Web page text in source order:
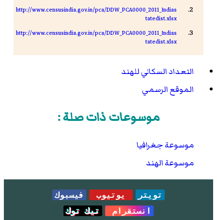
http://www.censusindia.gov.in/pca/DDW_PCA0000_2011_Indias
tatedist.xlsx
http://www.censusindia.gov.in/pca/DDW_PCA0000_2011_Indias
tatedist.xlsx
التعداد السكاني للهند
الموقع الرسمي
موسوعات ذات صلة :
موسوعة جغرافيا
موسوعة الهند
تويتر يوتيوب
فيسبوك
انستقرام
تيك توك